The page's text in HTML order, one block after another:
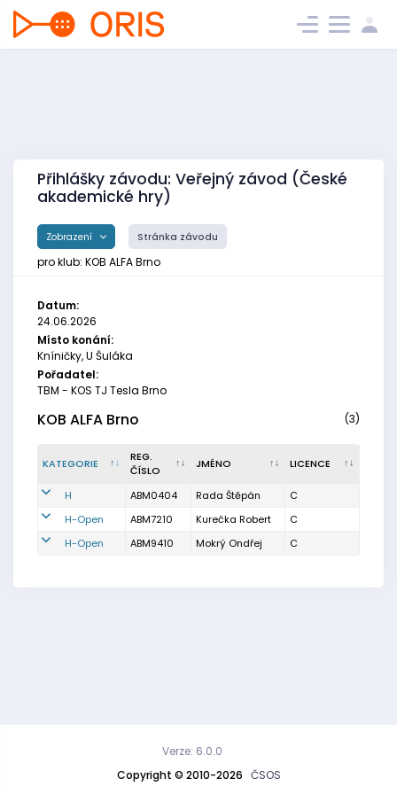
Přihlášky závodu: Veřejný závod (České
akademické hry)
Zobrazení Stránka závodu
pro klub: KOB ALFA Brno
Datum:
24.06.2026
Místo konání:
Kníničky, U Šuláka
Pořadatel:
TBM - KOS TJ Tesla Brno
KOB ALFA Brno (3)
KATEGORIE
REG.
ČÍSLO
JMÉNO LICENCE
H ABM0404 Rada Štěpán
C
H-Open
ABM7210 Kurečka Robert
C
H-Open
ABM9410 Mokrý Ondřej C
Copyright © 2010-2026 ČSOS
Verze: 6.0.0